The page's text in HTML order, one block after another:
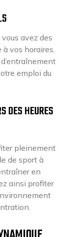
avez des
vos horaires.
emploi du
DES HEURES
pleinement
de sport à
en
ainsi profiter